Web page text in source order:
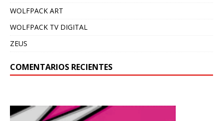
WOLFPACK ART
WOLFPACK TV DIGITAL
ZEUS
COMENTARIOS RECIENTES